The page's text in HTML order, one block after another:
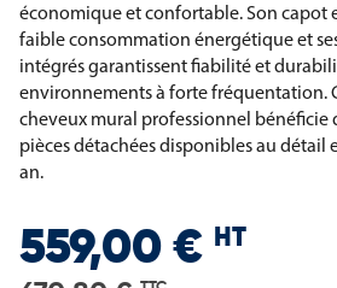
économique et confortable. Son capot
faible consommation énergétique et
intégrés garantissent fiabilité et
environnements à forte fréquentation.
cheveux mural professionnel bénéficie
pièces détachées disponibles au détail
an.
559,00 € HT